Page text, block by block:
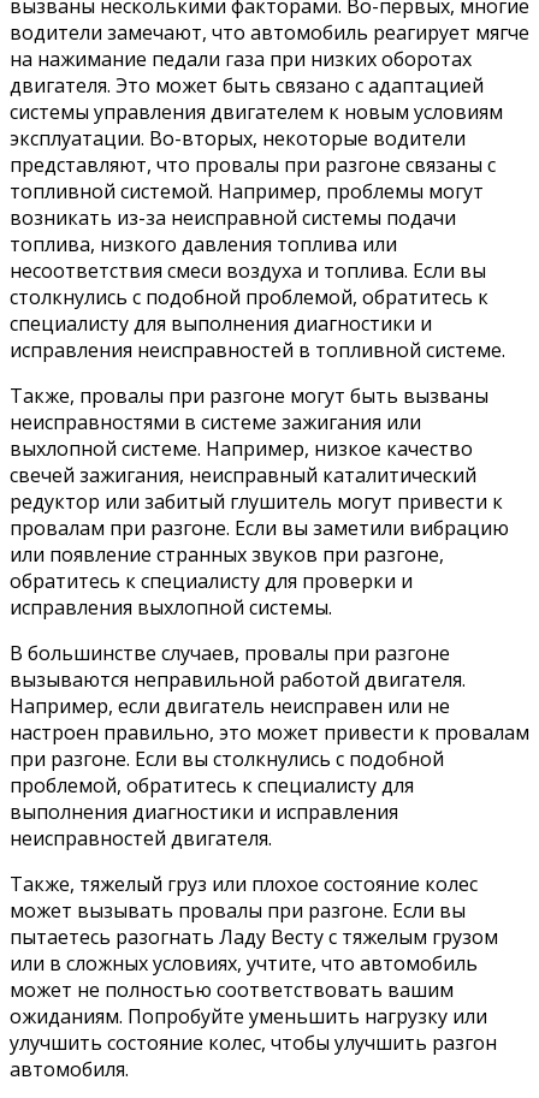
вызваны несколькими факторами. Во-первых, многие
водители замечают, что автомобиль реагирует мягче
на нажимание педали газа при низких оборотах
двигателя. Это может быть связано с адаптацией
системы управления двигателем к новым условиям
эксплуатации. Во-вторых, некоторые водители
представляют, что провалы при разгоне связаны с
топливной системой. Например, проблемы могут
возникать из-за неисправной системы подачи
топлива, низкого давления топлива или
несоответствия смеси воздуха и топлива. Если вы
столкнулись с подобной проблемой, обратитесь к
специалисту для выполнения диагностики и
исправления неисправностей в топливной системе.
Также, провалы при разгоне могут быть вызваны
неисправностями в системе зажигания или
выхлопной системе. Например, низкое качество
свечей зажигания, неисправный каталитический
редуктор или забитый глушитель могут привести к
провалам при разгоне. Если вы заметили вибрацию
или появление странных звуков при разгоне,
обратитесь к специалисту для проверки и
исправления выхлопной системы.
В большинстве случаев, провалы при разгоне
вызываются неправильной работой двигателя.
Например, если двигатель неисправен или не
настроен правильно, это может привести к провалам
при разгоне. Если вы столкнулись с подобной
проблемой, обратитесь к специалисту для
выполнения диагностики и исправления
неисправностей двигателя.
Также, тяжелый груз или плохое состояние колес
может вызывать провалы при разгоне. Если вы
пытаетесь разогнать Ладу Весту с тяжелым грузом
или в сложных условиях, учтите, что автомобиль
может не полностью соответствовать вашим
ожиданиям. Попробуйте уменьшить нагрузку или
улучшить состояние колес, чтобы улучшить разгон
автомобиля.